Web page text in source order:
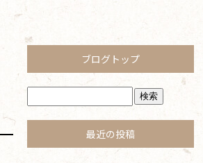
ブログトップ
最近の投稿